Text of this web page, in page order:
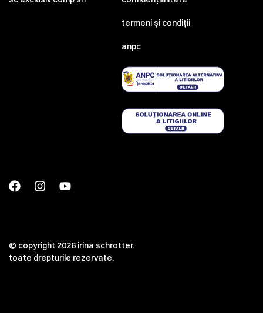
termeni și condiții
anpc
© copyright 2026 irina schrotter.
toate drepturile rezervate.